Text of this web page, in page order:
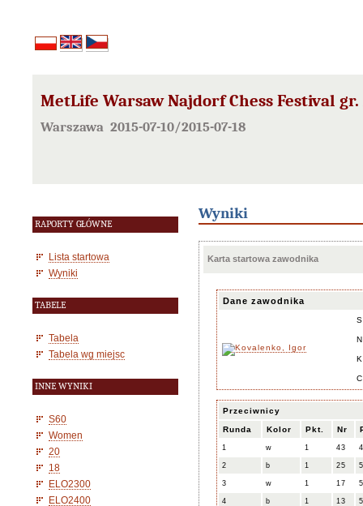
MetLife Warsaw Najdorf Chess Festival gr.
Warszawa 2015-07-10/2015-07-18
RAPORTY GŁÓWNE
Lista startowa
Wyniki
TABELE
Tabela
Tabela wg miejsc
INNE WYNIKI
S60
Women
20
18
ELO2300
ELO2400
Wyniki
Karta startowa zawodnika
Dane zawodnika
Przeciwnicy
Runda Kolor Pkt. Nr
1 w 1 43
2 b 1 25
3 w 1 17
4 b 1 13